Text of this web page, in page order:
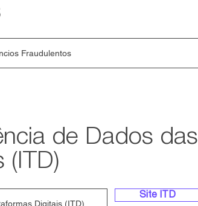
Fraudulentos
de Dados das
(ITD)
Digitais (ITD)
Site ITD